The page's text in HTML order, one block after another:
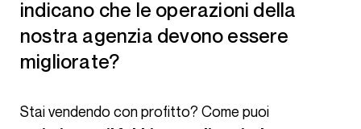
indicano che le operazioni della
nostra agenzia devono essere
migliorate?
Stai vendendo con profitto? Come puoi